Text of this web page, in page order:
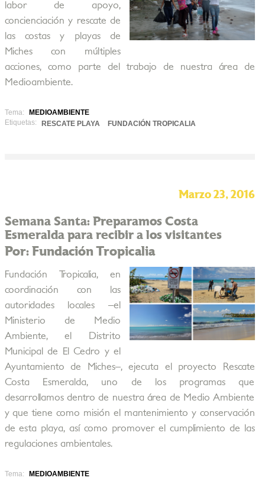
labor de apoyo,
concienciación y rescate de
las costas y playas de
Miches con múltiples
acciones, como parte del trabajo de nuestra área de
Medioambiente.
Tema:
MEDIOAMBIENTE
Etiquetas:
RESCATE PLAYA FUNDACIÓN TROPICALIA
Marzo 23, 2016
Semana Santa: Preparamos Costa
Esmeralda para recibir a los visitantes
Por: Fundación Tropicalia
Fundación Tropicalia, en
coordinación con las
autoridades locales –el
Ministerio de Medio
Ambiente, el Distrito
Municipal de El Cedro y el
Ayuntamiento de Miches–, ejecuta el proyecto Rescate
Costa Esmeralda, uno de los programas que
desarrollamos dentro de nuestra área de Medio Ambiente
y que tiene como misión el mantenimiento y conservación
de esta playa, así como promover el cumplimiento de las
regulaciones ambientales.
Tema:
MEDIOAMBIENTE